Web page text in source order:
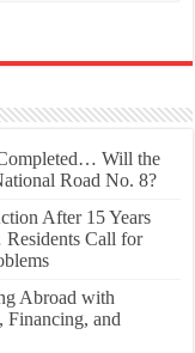
Will the
Road No. 8?
After 15 Years
Call for
Abroad with
Financing, and